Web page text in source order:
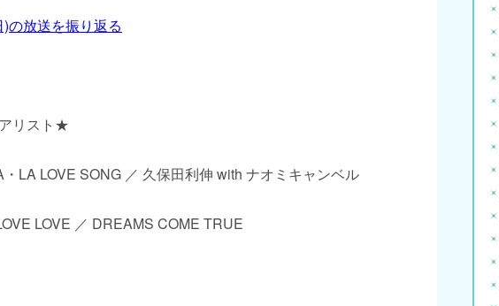
の放送を振り返る
リスト★
LA LOVE SONG ／ 久保田利伸 with ナオミキャンベル
LOVE ／ DREAMS COME TRUE